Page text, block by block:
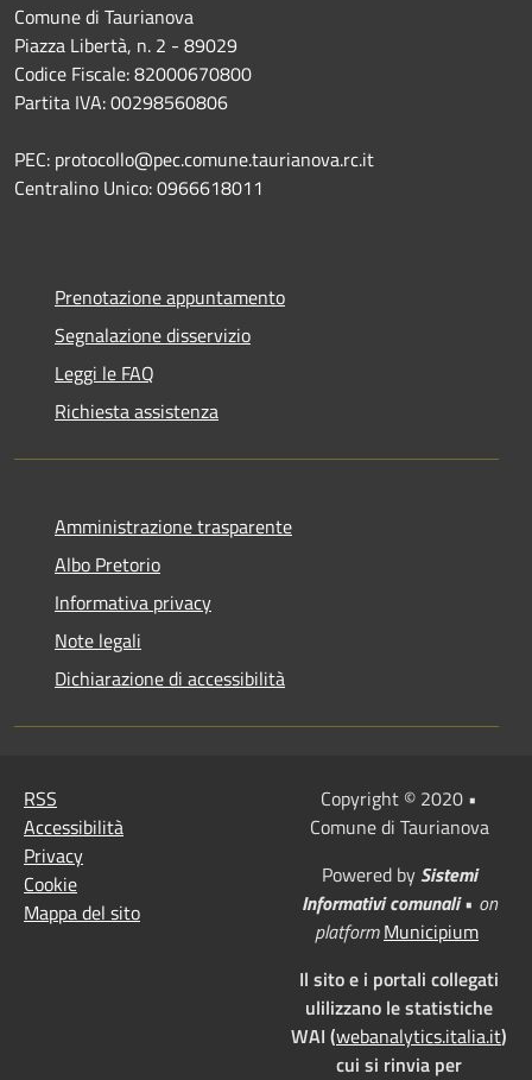
Comune di Taurianova
Piazza Libertà, n. 2 - 89029
Codice Fiscale: 82000670800
Partita IVA: 00298560806
PEC: protocollo@pec.comune.taurianova.rc.it
Centralino Unico: 0966618011
Prenotazione appuntamento
Segnalazione disservizio
Leggi le FAQ
Richiesta assistenza
Amministrazione trasparente
Albo Pretorio
Informativa privacy
Note legali
Dichiarazione di accessibilità
RSS
Accessibilità
Privacy
Cookie
Mappa del sito
Copyright © 2020 •
Comune di Taurianova
Powered by Sistemi
Informativi comunali• on
platform Municipium
Il sito e i portali collegati
ulilizzano le statistiche
WAI (webanalytics.italia.it)
cui si rinvia per